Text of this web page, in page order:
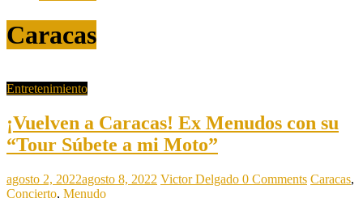
Caracas
Entretenimiento
¡Vuelven a Caracas! Ex Menudos con su
“Tour Súbete a mi Moto”
agosto 2, 2022agosto 8, 2022 Victor Delgado 0 Comments Caracas,
Concierto, Menudo